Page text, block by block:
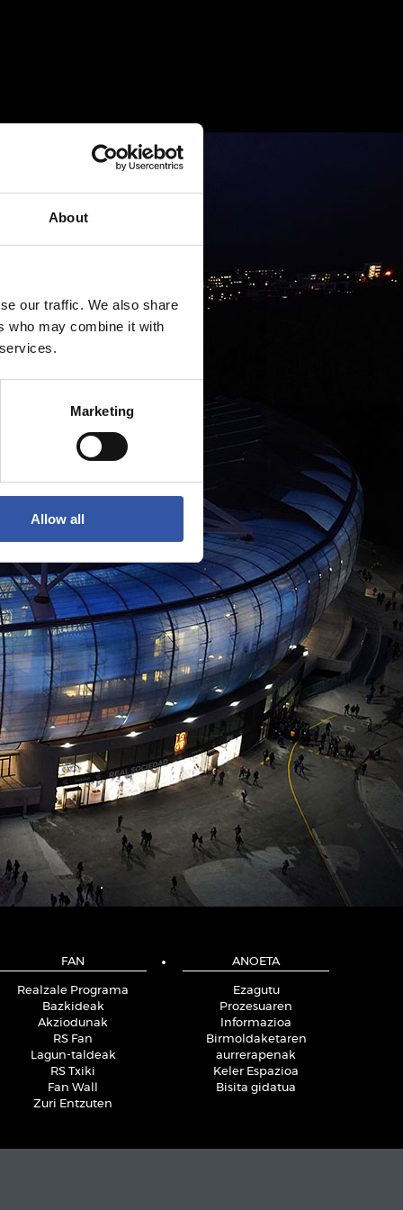
About
our traffic. We also share
who may combine it with
Marketing
Allow all
FAN
Realzale Programa
Bazkideak
Akziodunak
RS Fan
Lagun-taldeak
RS Txiki
Fan Wall
Zuri Entzuten
ANOETA
Ezagutu
Prozesuaren
Informazioa
Birmoldaketaren
aurrerapenak
Keler Espazioa
Bisita gidatua